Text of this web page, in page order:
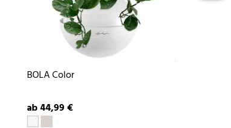
BOLA Color
ab 44,99 €